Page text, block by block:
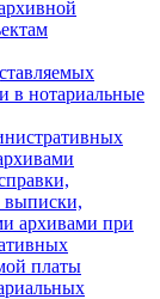
в нотариальные
выписки,
архивами при
платы